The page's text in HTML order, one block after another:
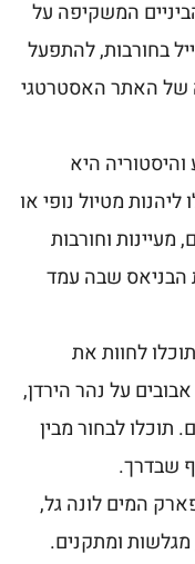
המשקיפה על
בחורבות, להתפעל
של האתר האסטרטגי
היא
מטיול נופי או
מעיינות וחורבות
הבניאס שבה עמד
לחוות את
על נהר הירדן,
תוכלו לבחור מבין
שבדרך.
המים לונה גל,
ומתקנים.